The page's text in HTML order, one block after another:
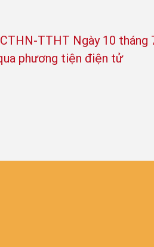
TTHT Ngày 10 tháng
phương tiện điện tử